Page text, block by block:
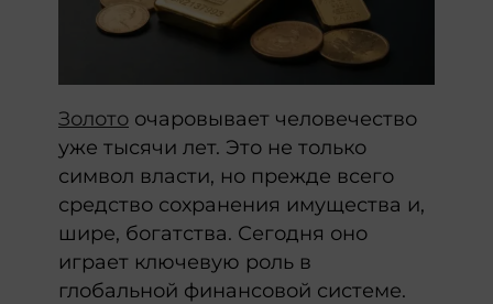
Золото очаровывает человечество
уже тысячи лет. Это не только
символ власти, но прежде всего
средство сохранения имущества и,
шире, богатства. Сегодня оно
играет ключевую роль в
глобальной финансовой системе.